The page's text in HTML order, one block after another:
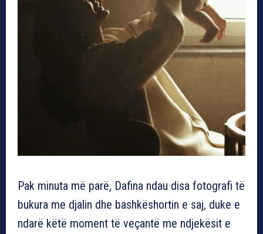
Pak minuta më parë, Dafina ndau disa fotografi të
bukura me djalin dhe bashkëshortin e saj, duke e
ndarë këtë moment të veçantë me ndjekësit e